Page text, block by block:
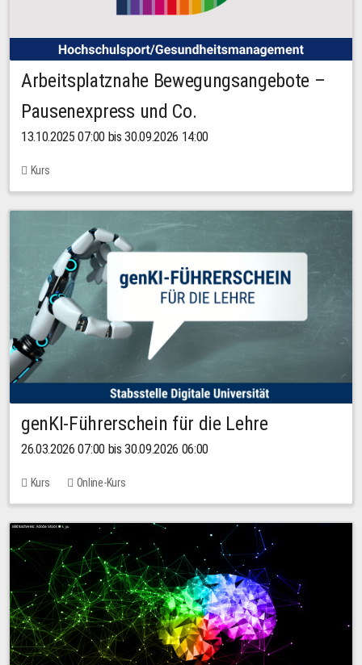
Arbeitsplatznahe Bewegungsangebote –
Pausenexpress und Co.
13.10.2025 07:00 bis 30.09.2026 14:00
Kurs
genKI-Führerschein für die Lehre
26.03.2026 07:00 bis 30.09.2026 06:00
Kurs Online-Kurs